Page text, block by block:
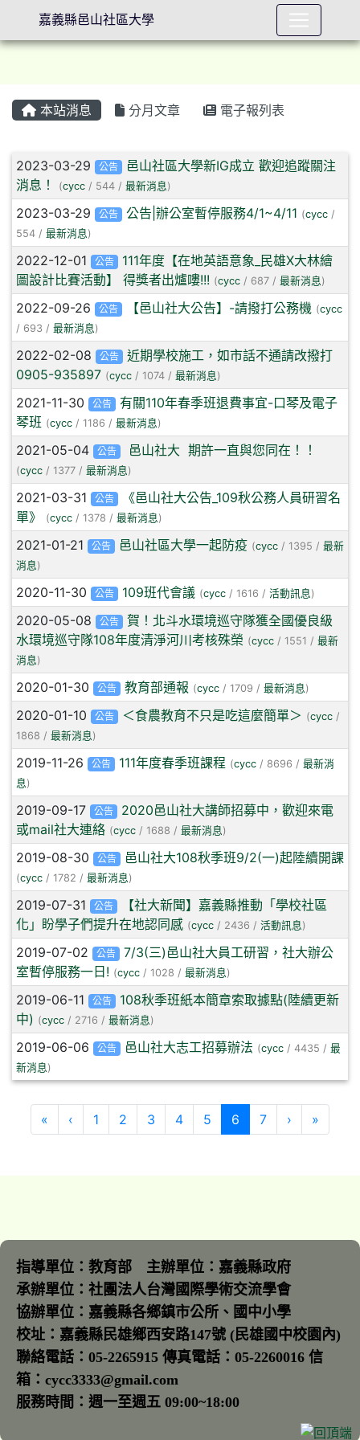
本站消息 分月文章 電子報列表
文章列表
2023-03-29 公告
邑山社區大學新IG成立 歡迎追蹤關注
消息！
(cycc / 544 / 最新消息)
2023-03-29 公告 公告|辦公室暫停服務4/1~4/11 (cycc/
554 / 最新消息)
2022-12-01 公告
111年度【在地英語意象_民雄X大林繪
圖設計比賽活動】 得獎者出爐嘍!!! (cycc / 687 / 最新消息)
2022-09-26 公告 【邑山社大公告】-請撥打公務機 (cycc
/ 693 / 最新消息)
2022-02-08 公告
近期學校施工，如市話不通請改撥打
0905-935897 (cycc / 1074 / 最新消息)
2021-11-30 公告
有關110年春季班退費事宜-口琴及電子
琴班 (cycc / 1186 / 最新消息)
2021-05-04 公告 邑山社大 期許一直與您同在！！
(cycc / 1377 / 最新消息)
2021-03-31 公告
《邑山社大公告_109秋公務人員研習名
單》
(cycc / 1378 / 最新消息)
2021-01-21 公告 邑山社區大學一起防疫 (cycc/ 1395 / 最新
消息)
2020-11-30 公告 109班代會議 (cycc/ 1616 / 活動訊息)
2020-05-08 公告
賀！北斗水環境巡守隊獲全國優良級
水環境巡守隊108年度清淨河川考核殊榮 (cycc / 1551 / 最新
消息)
2020-01-30 公告 教育部通報 (cycc/ 1709 / 最新消息)
2020-01-10 公告 ＜食農教育不只是吃這麼簡單＞ (cycc/
1868 / 最新消息)
2019-11-26 公告 111年度春季班課程 (cycc/ 8696 / 最新消
息)
2019-09-17 公告
2020邑山社大講師招募中，歡迎來電
或mail社大連絡 (cycc / 1688 / 最新消息)
2019-08-30 公告 邑山社大108秋季班9/2(一)起陸續開課
(cycc / 1782 / 最新消息)
2019-07-31 公告
【社大新聞】嘉義縣推動「學校社區
化」盼學子們提升在地認同感 (cycc / 2436 / 活動訊息)
2019-07-02 公告
7/3(三)邑山社大員工研習，社大辦公
室暫停服務一日! (cycc / 1028 / 最新消息)
2019-06-11 公告
108秋季班紙本簡章索取據點(陸續更新
中) (cycc / 2716 / 最新消息)
2019-06-06 公告 邑山社大志工招募辦法 (cycc/ 4435 / 最
新消息)
« 第一頁
‹ 上一頁
1 2 3 4 5 6 (目前頁次)
7 › 下一頁
»
指導單位：教育部 主辦單位：嘉義縣政府
承辦單位：社團法人台灣國際學術交流學會
協辦單位：嘉義縣各鄉鎮市公所、國中小學
校址：嘉義縣民雄鄉西安路147號 (民雄國中校園內)
聯絡電話：05-2265915 傳真電話：05-2260016 信
箱：cycc3333@gmail.com
服務時間：週一至週五 09:00~18:00
嘉義縣邑山社區大學